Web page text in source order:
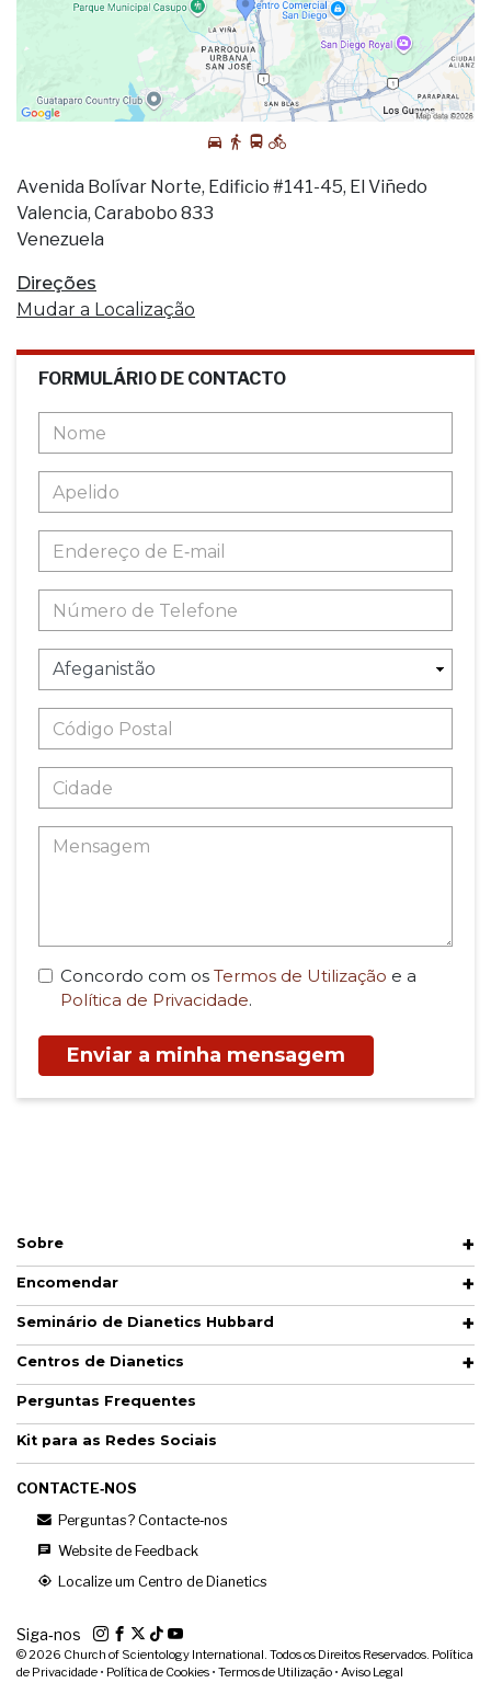
Avenida Bolívar Norte, Edificio #141-45, El Viñedo
Valencia, Carabobo 833
Venezuela
Direções
Mudar a Localização
FORMULÁRIO DE CONTACTO
Concordo com os Termos de Utilização e a
Política de Privacidade.
Enviar a minha mensagem
Sobre
Encomendar
Seminário de Dianetics Hubbard
Centros de Dianetics
Perguntas Frequentes
Kit para as Redes Sociais
CONTACTE‑NOS
Perguntas? Contacte‑nos
Website de Feedback
Localize um Centro de Dianetics
Siga‑nos
© 2026 Church of Scientology International. Todos os Direitos Reservados. Política
de Privacidade • Política de Cookies • Termos de Utilização • Aviso Legal